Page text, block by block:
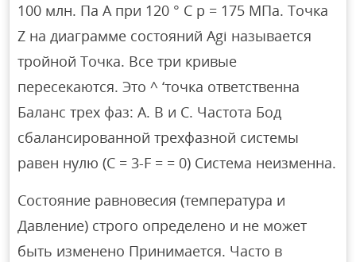
100 млн. Па А при 120 ° С p = 175 МПа. Точка
Z на диаграмме состояний Agi называется
тройной Точка. Все три кривые
пересекаются. Это ^ ‘точка ответственна
Баланс трех фаз: A. B и C. Частота Бод
сбалансированной трехфазной системы
равен нулю (C = 3-F = = 0) Система неизменна.
Состояние равновесия (температура и
Давление) строго определено и не может
быть изменено Принимается. Часто в